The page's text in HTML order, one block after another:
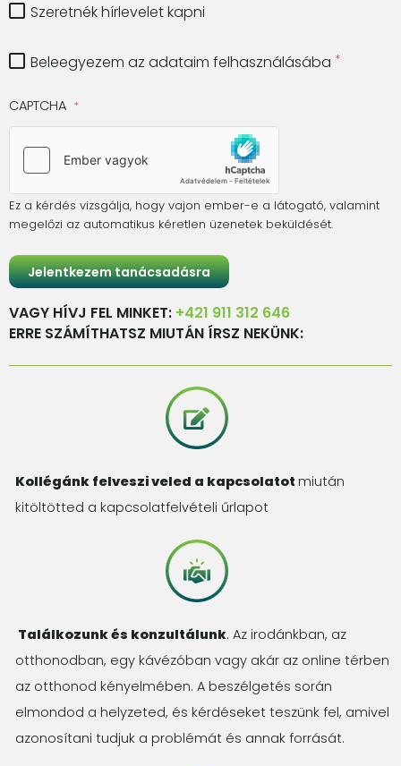
Szeretnék hírlevelet kapni
Beleegyezem az adataim felhasználásába
CAPTCHA
Ez a kérdés vizsgálja, hogy vajon ember-e a látogató, valamint
megelőzi az automatikus kéretlen üzenetek beküldését.
VAGY HÍVJ FEL MINKET: +421 911 312 646
ERRE SZÁMÍTHATSZ MIUTÁN ÍRSZ NEKÜNK:
Kollégánk felveszi veled a kapcsolatotmiután
kitöltötted a kapcsolatfelvételi űrlapot
Találkozunk és konzultálunk. Az irodánkban, az
otthonodban, egy kávézóban vagy akár az online térben
az otthonod kényelmében. A beszélgetés során
elmondod a helyzeted, és kérdéseket teszünk fel, amivel
azonosítani tudjuk a problémát és annak forrását.